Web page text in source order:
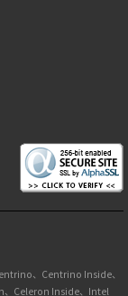
、Centrino Inside、
、Celeron Inside、Intel